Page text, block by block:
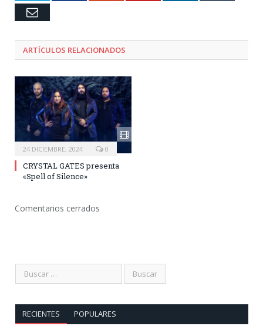
Email
ARTÍCULOS RELACIONADOS
24 DICIEMBRE, 2024 0
CRYSTAL GATES presenta
«Spell of Silence»
Comentarios cerrados
RECIENTES POPULARES